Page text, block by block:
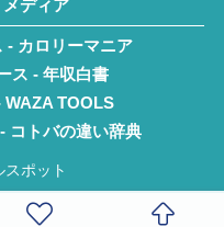
ディア
- カロリーマニア
ス - 年収白書
WAZA TOOLS
コトバの違い辞典
ポット